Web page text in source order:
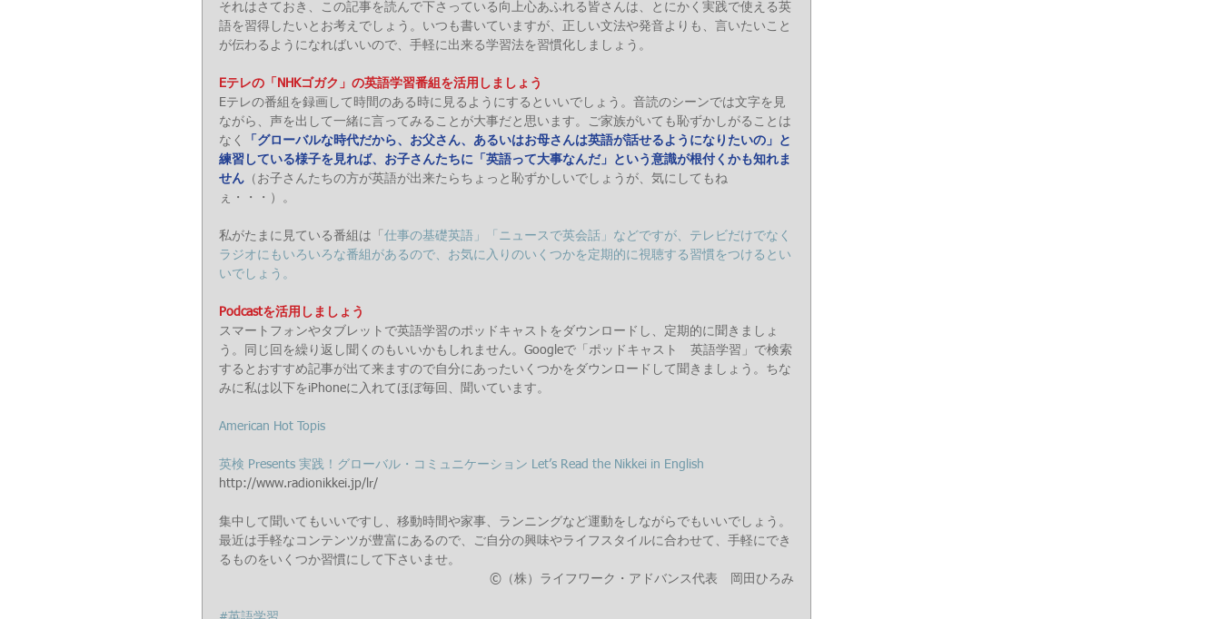
それはさておき、この記事を読んで下さっている向上心あふれる皆さんは、とにかく実践で使える英
語を習得したいとお考えでしょう。いつも書いていますが、正しい文法や発音よりも、言いたいこと
が伝わるようになればいいので、手軽に出来る学習法を習慣化しましょう。
Eテレの「NHKゴガク」の英語学習番組を活用しましょう
Eテレの番組を録画して時間のある時に見るようにするといいでしょう。音読のシーンでは文字を見
ながら、声を出して一緒に言ってみることが大事だと思います。ご家族がいても恥ずかしがることは
なく
「グローバルな時代だから、お父さん、あるいはお母さんは英語が話せるようになりたいの」と
練習している様子を見れば、お子さんたちに「英語って大事なんだ」という意識が根付くかも知れま
せん （お子さんたちの方が英語が出来たらちょっと恥ずかしいでしょうが、気にしてもね
ぇ・・・）。
私がたまに見ている番組は「 仕事の基礎英語」「 ニュースで英会話 」などですが、テレビだけでなく
ラジオにもいろいろな番組があるので、お気に入りのいくつかを定期的に視聴する習慣をつけるとい
いでしょう。
Podcastを活用しましょう
スマートフォンやタブレットで英語学習のポッドキャストをダウンロードし、定期的に聞きましょ
う。同じ回を繰り返し聞くのもいいかもしれません。Googleで「ポッドキャスト　英語学習」で検索
するとおすすめ記事が出て来ますので自分にあったいくつかをダウンロードして聞きましょう。ちな
みに私は以下をiPhoneに入れてほぼ毎回、聞いています。
American Hot Topis
英検 Presents 実践！グローバル・コミュニケーション Let’s Read the Nikkei in English
http://www.radionikkei.jp/lr/
集中して聞いてもいいですし、移動時間や家事、ランニングなど運動をしながらでもいいでしょう。
最近は手軽なコンテンツが豊富にあるので、ご自分の興味やライフスタイルに合わせて、手軽にでき
るものをいくつか習慣にして下さいませ。
©（株）ライフワーク・アドバンス代表　岡田ひろみ